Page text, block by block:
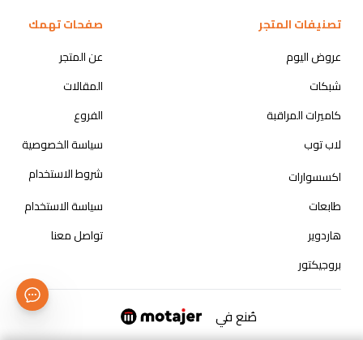
تصنيفات المتجر
عروض اليوم
شبكات
كاميرات المراقبة
لاب توب
اكسسوارات
طابعات
هاردوير
بروجيكتور
صفحات تهمك
عن المتجر
المقالات
الفروع
سياسة الخصوصية
شروط الاستخدام
سياسة الاستخدام
تواصل معنا
صُنع في